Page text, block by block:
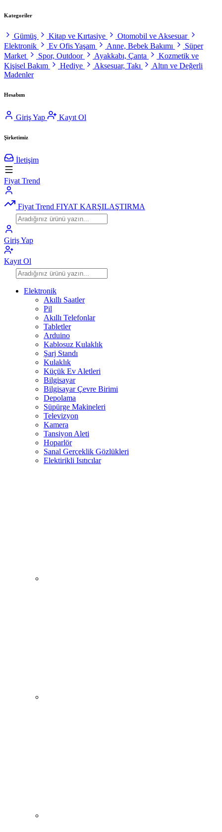
Kategoriler
Gümüş Kitap ve Kırtasiye
Otomobil ve Aksesuar
Elektronik
Ev Ofis Yaşam Anne, Bebek Bakımı
Süper
Market
Spor, Outdoor Ayakkabı, Çanta
Kozmetik ve
Kişisel Bakım
Hediye Aksesuar, Takı
Altın ve Değerli
Madenler
Hesabım
Giriş Yap Kayıt Ol
Şirketimiz
İletişim
Fiyat Trend
Fiyat Trend FIYAT KARŞILAŞTIRMA
Giriş Yap
Kayıt Ol
Elektronik
Akıllı Saatler
Pil
Akıllı Telefonlar
Tabletler
Arduino
Kablosuz Kulaklık
Şarj Standı
Kulaklık
Küçük Ev Aletleri
Bilgisayar
Bilgisayar Çevre Birimi
Depolama
Süpürge Makineleri
Televizyon
Kamera
Tansiyon Aleti
Hoparlör
Sanal Gerçeklik Gözlükleri
Elektirikli Isıtıcılar